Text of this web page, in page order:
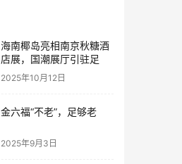
海南椰岛亮相南京秋糖酒
店展，国潮展厅引驻足
2025年10月12日
金六福“不老”，足够老
2025年9月3日